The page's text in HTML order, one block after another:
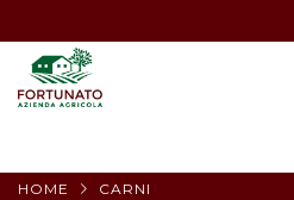
HOME CARNI